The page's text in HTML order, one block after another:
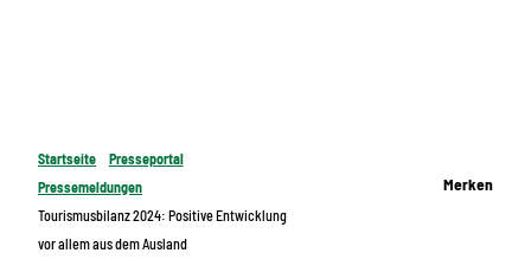
Startseite
Presseportal
Pressemeldungen
Tourismusbilanz 2024: Positive Entwicklung
vor allem aus dem Ausland
Merken